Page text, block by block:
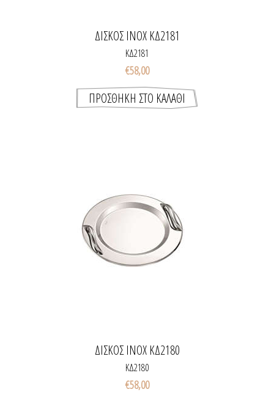
ΔΙΣΚΟΣ INOX ΚΔ2181
ΚΔ2181
€58,00
ΔΙΣΚΟΣ INOX ΚΔ2180
ΚΔ2180
€58,00